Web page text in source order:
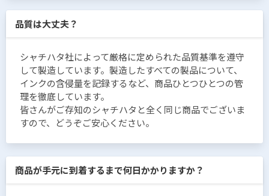
品質は大丈夫？
シャチハタ社によって厳格に定められた品質基準を遵守
して製造しています。製造したすべての製品について、
インクの含侵量を記録するなど、商品ひとつひとつの管
理を徹底しています。
皆さんがご存知のシャチハタと全く同じ商品でございま
すので、どうぞご安心ください。
商品が手元に到着するまで何日かかりますか？